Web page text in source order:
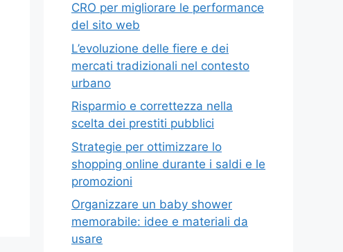
CRO per migliorare le performance
del sito web
L’evoluzione delle fiere e dei
mercati tradizionali nel contesto
urbano
Risparmio e correttezza nella
scelta dei prestiti pubblici
Strategie per ottimizzare lo
shopping online durante i saldi e le
promozioni
Organizzare un baby shower
memorabile: idee e materiali da
usare